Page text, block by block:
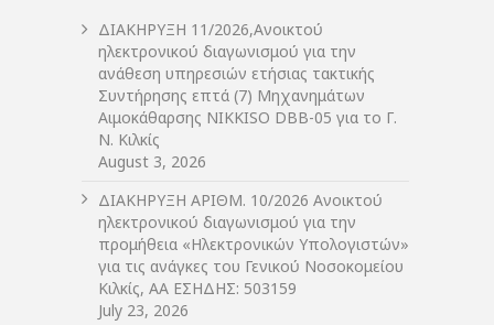
ΔIΑΚΗΡΥΞΗ 11/2026,Ανοικτού
ηλεκτρονικού διαγωνισμού για την
ανάθεση υπηρεσιών ετήσιας τακτικής
Συντήρησης επτά (7) Μηχανημάτων
Αιμοκάθαρσης NIKKISO DBB-05 για το Γ.
Ν. Κιλκίς
August 3, 2026
ΔIΑΚΗΡΥΞΗ ΑΡIΘΜ. 10/2026 Ανοικτού
ηλεκτρονικού διαγωνισμού για την
προμήθεια «Ηλεκτρονικών Υπολογιστών»
για τις ανάγκες του Γενικού Νοσοκομείου
Κιλκίς, ΑΑ ΕΣΗΔΗΣ: 503159
July 23, 2026